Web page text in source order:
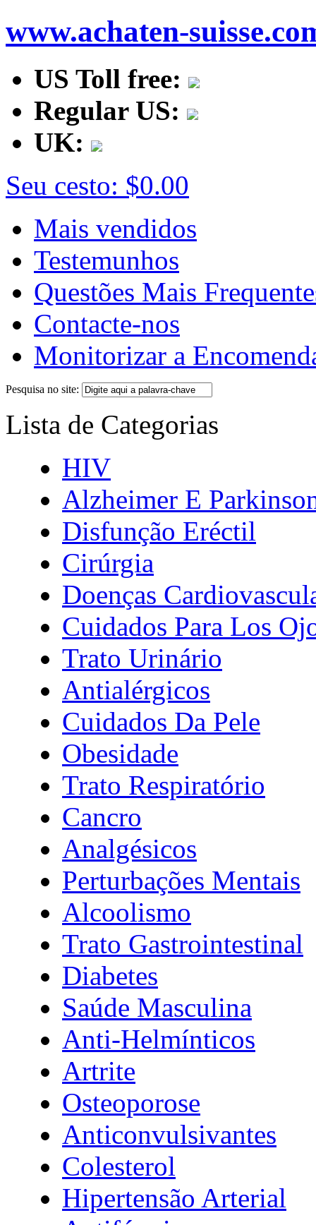
www.achaten-
US Toll free:
Regular US:
UK:
Seu cesto: $0.00
Mais vendidos
Testemunhos
Questões Mais
Contacte-nos
Monitorizar a
Pesquisa no site:
Lista de Categorias
HIV
Alzheimer E
Disfunção Eréctil
Cirúrgia
Doenças
Cuidados Para Los
Trato Urinário
Antialérgicos
Cuidados Da Pele
Obesidade
Trato Respiratório
Cancro
Analgésicos
Perturbações Mentais
Alcoolismo
Trato Gastrointestinal
Diabetes
Saúde Masculina
Anti-Helmínticos
Artrite
Osteoporose
Anticonvulsivantes
Colesterol
Hipertensão Arterial